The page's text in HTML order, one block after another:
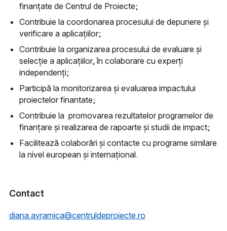
finanțate de Centrul de Proiecte;
Contribuie la coordonarea procesului de depunere și
verificare a aplicațiilor;
Contribuie la organizarea procesului de evaluare și
selecție a aplicațiilor, în colaborare cu experți
independenți;
Participă la monitorizarea și evaluarea impactului
proiectelor finantate;
Contribuie la promovarea rezultatelor programelor de
finanțare și realizarea de rapoarte și studii de impact;
Facilitează colaborări și contacte cu programe similare
la nivel european și internațional.
Contact
diana.avramica@centruldeproiecte.ro